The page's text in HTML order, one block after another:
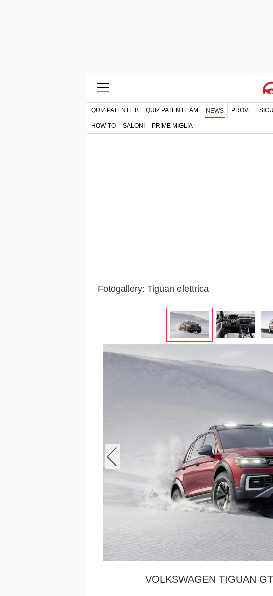
QUIZ PATENTE B QUIZ PATENTE AM NEWS PROVE
HOW-TO SALONI PRIME MIGLIA
Fotogallery: Tiguan elettrica
VOLKSWAGEN TIGUAN